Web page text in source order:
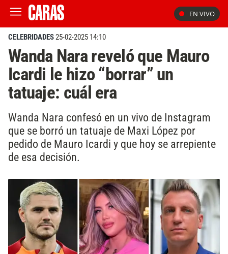
EN VIVO
CELEBRIDADES25-02-2025 14:10
Wanda Nara reveló que Mauro
Icardi le hizo “borrar” un
tatuaje: cuál era
Wanda Nara confesó en un vivo de Instagram
que se borró un tatuaje de Maxi López por
pedido de Mauro Icardi y que hoy se arrepiente
de esa decisión.